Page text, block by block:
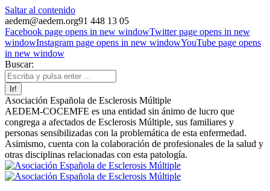
Saltar al contenido
aedem@aedem.org91 448 13 05
Facebook page opens in new windowTwitter page opens in new
windowInstagram page opens in new windowYouTube page opens
in new window
Buscar:
Asociación Española de Esclerosis Múltiple
AEDEM-COCEMFE es una entidad sin ánimo de lucro que
congrega a afectados de Esclerosis Múltiple, sus familiares y
personas sensibilizadas con la problemática de esta enfermedad.
Asimismo, cuenta con la colaboración de profesionales de la salud y
otras disciplinas relacionadas con esta patología.